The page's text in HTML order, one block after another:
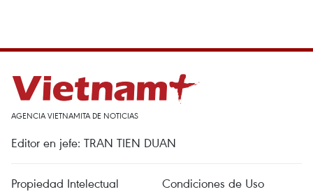
AGENCIA VIETNAMITA DE NOTICIAS
Editor en jefe: TRAN TIEN DUAN
Propiedad Intelectual Condiciones de Uso